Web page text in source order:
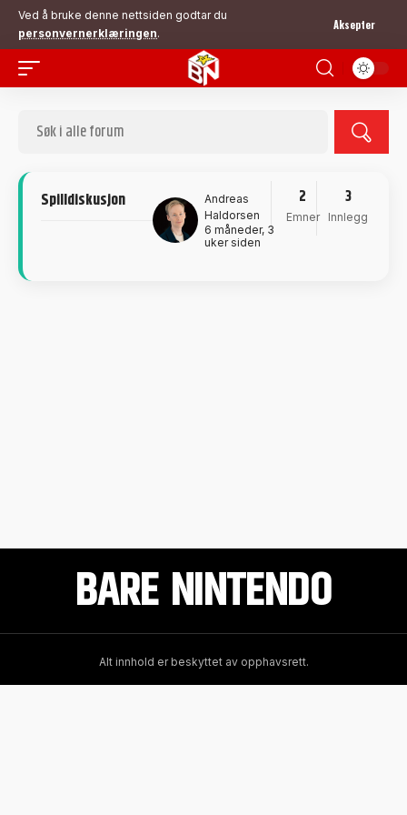
Ved å bruke denne nettsiden godtar du
personvernerklæringen.
Aksepter
Spilldiskusjon
Andreas
Haldorsen
6 måneder, 3
uker siden
2
Emner
3
Innlegg
BARE NINTENDO
Alt innhold er beskyttet av opphavsrett.